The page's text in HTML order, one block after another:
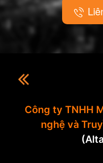
Công ty TNHH
nghệ và